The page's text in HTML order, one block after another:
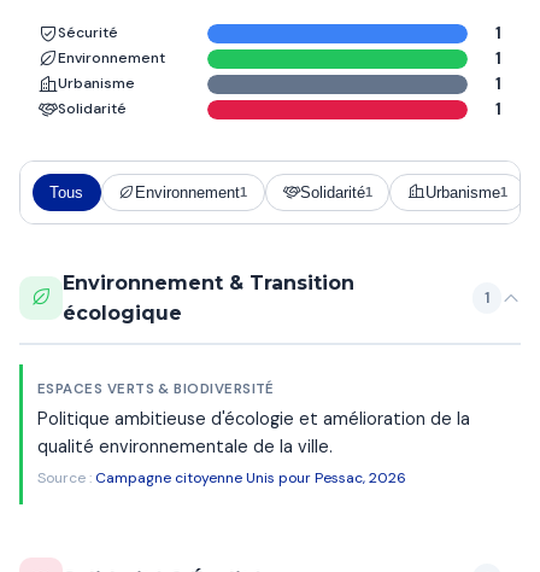
Sécurité 1
Environnement 1
Urbanisme 1
Solidarité 1
Tous Environnement1 Solidarité1 Urbanisme1
Environnement & Transition
écologique
1
ESPACES VERTS & BIODIVERSITÉ
Politique ambitieuse d'écologie et amélioration de la
qualité environnementale de la ville.
Source : Campagne citoyenne Unis pour Pessac, 2026